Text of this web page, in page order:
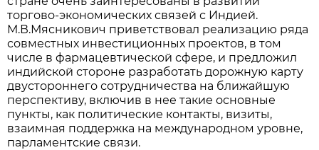
торгово-экономических связей с Индией.
М.В.Мясникович приветствовал реализацию ряда
совместных инвестиционных проектов, в том
числе в фармацевтической сфере, и предложил
индийской стороне разработать дорожную карту
двустороннего сотрудничества на ближайшую
перспективу, включив в нее такие основные
пункты, как политические контакты, визиты,
взаимная поддержка на международном уровне,
парламентские связи.